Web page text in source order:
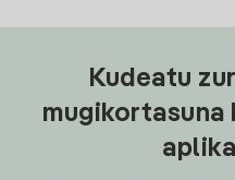
Kudeatu
mugikortasuna